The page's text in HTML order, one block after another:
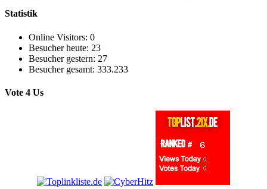
Statistik
Online Visitors: 0
Besucher heute: 23
Besucher gestern: 27
Besucher gesamt: 333.233
Vote 4 Us